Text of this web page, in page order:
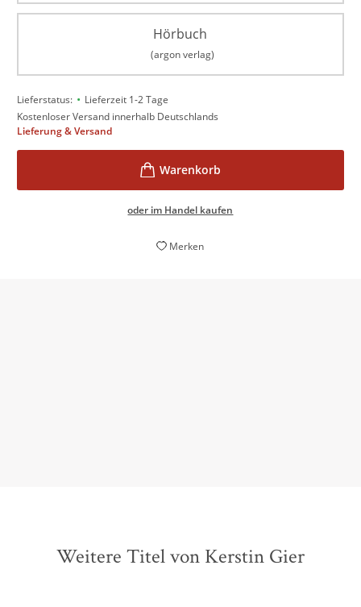
Hörbuch
(argon verlag)
Lieferstatus: • Lieferzeit 1-2 Tage
Kostenloser Versand innerhalb Deutschlands
Lieferung & Versand
oder im Handel kaufen
Merken
Weitere Titel von Kerstin Gier